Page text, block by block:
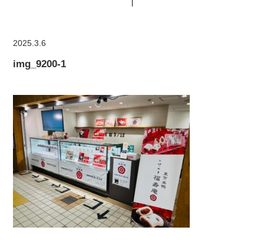
2025.3.6
img_9200-1